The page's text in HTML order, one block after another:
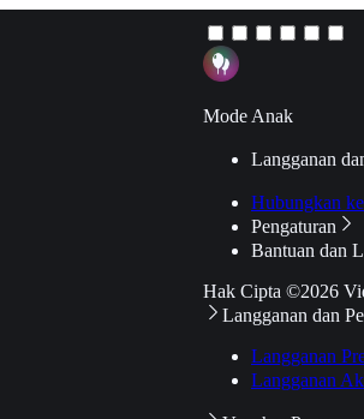
Mode Anak
Langganan
Hubungkan
Pengaturan
Bantuan dan
Hak Cipta ©2026
Langganan dan
Langganan
Langganan